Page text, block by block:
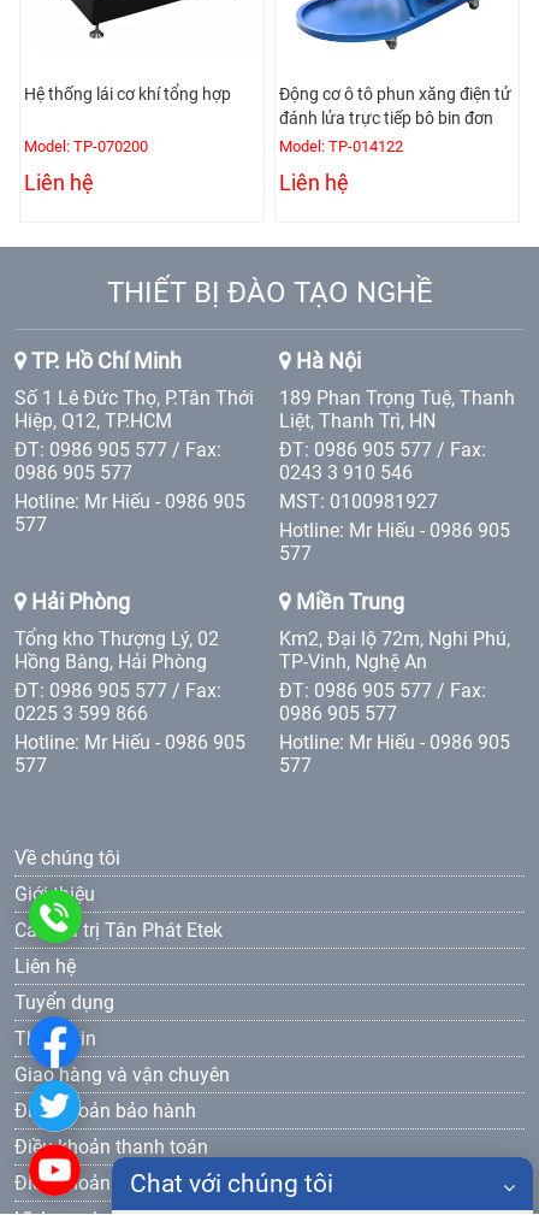
Hệ thống lái cơ khí tổng hợp
Model: TP-070200
Liên hệ
Động cơ ô tô phun xăng điện tử
đánh lửa trực tiếp bô bin đơn
Model: TP-014122
Liên hệ
THIẾT BỊ ĐÀO TẠO NGHỀ
TP. Hồ Chí Minh
Số 1 Lê Đức Thọ, P.Tân Thới
Hiệp, Q12, TP.HCM
ĐT: 0986 905 577 / Fax:
0986 905 577
Hotline: Mr Hiếu - 0986 905
577
Hà Nội
189 Phan Trọng Tuệ, Thanh
Liệt, Thanh Trì, HN
ĐT: 0986 905 577 / Fax:
0243 3 910 546
MST: 0100981927
Hotline: Mr Hiếu - 0986 905
577
Hải Phòng
Tổng kho Thượng Lý, 02
Hồng Bàng, Hải Phòng
ĐT: 0986 905 577 / Fax:
0225 3 599 866
Hotline: Mr Hiếu - 0986 905
577
Miền Trung
Km2, Đại lộ 72m, Nghi Phú,
TP-Vinh, Nghệ An
ĐT: 0986 905 577 / Fax:
0986 905 577
Hotline: Mr Hiếu - 0986 905
577
Về chúng tôi
Giới thiệu
Các giá trị Tân Phát Etek
Liên hệ
Tuyển dụng
Thông tin
Giao hàng và vận chuyên
Điều khoản bảo hành
Điều khoản thanh toán
Điều khoản bảo mật
0986
577
Chat với chúng tôi